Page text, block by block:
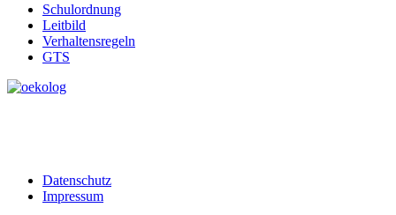
Schulordnung
Leitbild
Verhaltensregeln
GTS
Datenschutz
Impressum